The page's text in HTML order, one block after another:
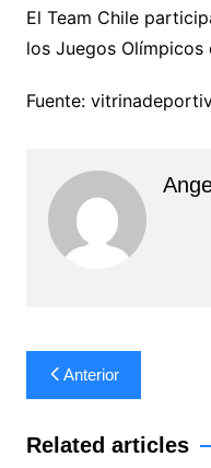
El Team Chile
los Juegos Olímpicos
Fuente:
Navegación
de
entradas
Anterior
Related articles